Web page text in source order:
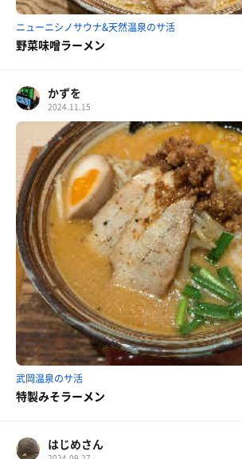
ニューニシノサウナ&天然温泉のサ活
野菜味噌ラーメン
かずを
2024.11.15
武岡温泉のサ活
特製みそラーメン
はじめさん